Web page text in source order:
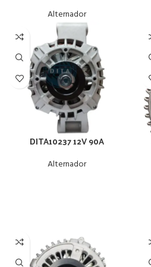
Alternador
DITA10237 12V 90A
Alternador